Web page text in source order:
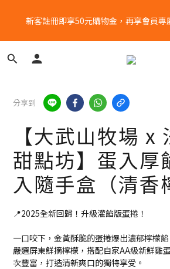
新客註冊即享50元購物金，再享會員專
新客註冊即享50元購物金，再享會員專
每月蛋粉專屬優惠！5號會員日🐣 25號
LINE好友募集中📣📣📣 加入官方LINE＠帳
立即領！
新客註冊即享50元購物金，再享會員專
分享到
【大武山牧場 x
甜點坊】蛋入厚
入隨手盒（清香
📍2025全新回歸！升級灌餡版蛋捲！
一口咬下，金黃酥脆的蛋捲爆出濃郁檸檬餡
嚴選屏東鮮摘檸檬，搭配自家AA級新鮮雞
次豐富，打造清新爽口的獨特享受。